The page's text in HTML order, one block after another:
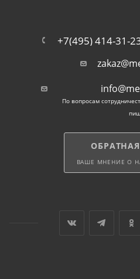
+7(495) 414-31-
По вопросам
ВАШЕ МНЕНИЕ О